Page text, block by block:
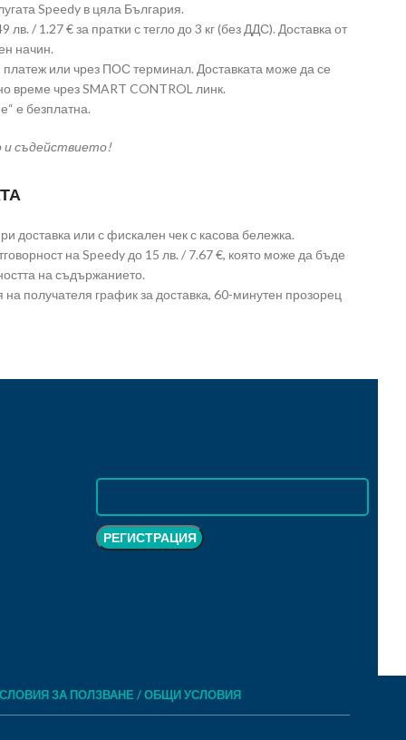
Speedy в цяла България.
/ 1.27 € за пратки с тегло до 3 кг (без ДДС). Доставка от
начин.
или чрез ПОС терминал. Доставката може да се
време чрез SMART CONTROL линк.
е безплатна.
и съдействието!
доставка или с фискален чек с касова бележка.
на Speedy до 15 лв. / 7.67 €, която може да бъде
на съдържанието.
на получателя график за доставка, 60-минутен прозорец
ЗА ПОЛЗВАНЕ / ОБЩИ УСЛОВИЯ